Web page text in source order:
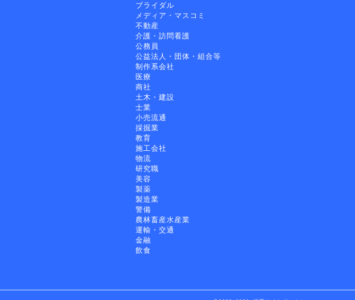
ブライダル
メディア・マスコミ
不動産
介護・訪問看護
公務員
公益法人・団体・組合等
制作系会社
医療
商社
土木・建設
士業
小売流通
採掘業
教育
施工会社
物流
研究職
美容
製薬
製造業
警備
農林畜産水産業
運輸・交通
金融
飲食